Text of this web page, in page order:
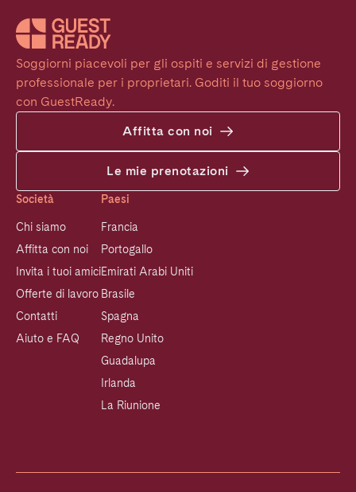
Soggiorni piacevoli per gli ospiti e servizi di gestione
professionale per i proprietari. Goditi il tuo soggiorno
con GuestReady.
Affitta con noi
Le mie prenotazioni
Società
Chi siamo
Affitta con noi
Invita i tuoi amici
Offerte di lavoro
Contatti
Aiuto e FAQ
Paesi
Francia
Portogallo
Emirati Arabi Uniti
Brasile
Spagna
Regno Unito
Guadalupa
Irlanda
La Riunione